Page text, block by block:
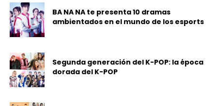
BA NA NA te presenta 10 dramas
ambientados en el mundo de los esports
Segunda generación del K-POP: la época
dorada del K-POP